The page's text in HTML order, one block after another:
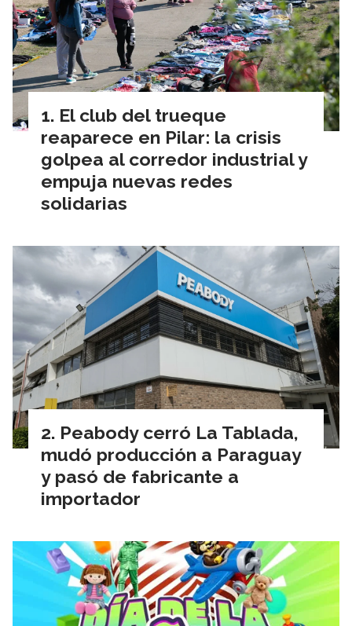
El club del trueque
reaparece en Pilar: la crisis
golpea al corredor industrial y
empuja nuevas redes
solidarias
Peabody cerró La Tablada,
mudó producción a Paraguay
y pasó de fabricante a
importador